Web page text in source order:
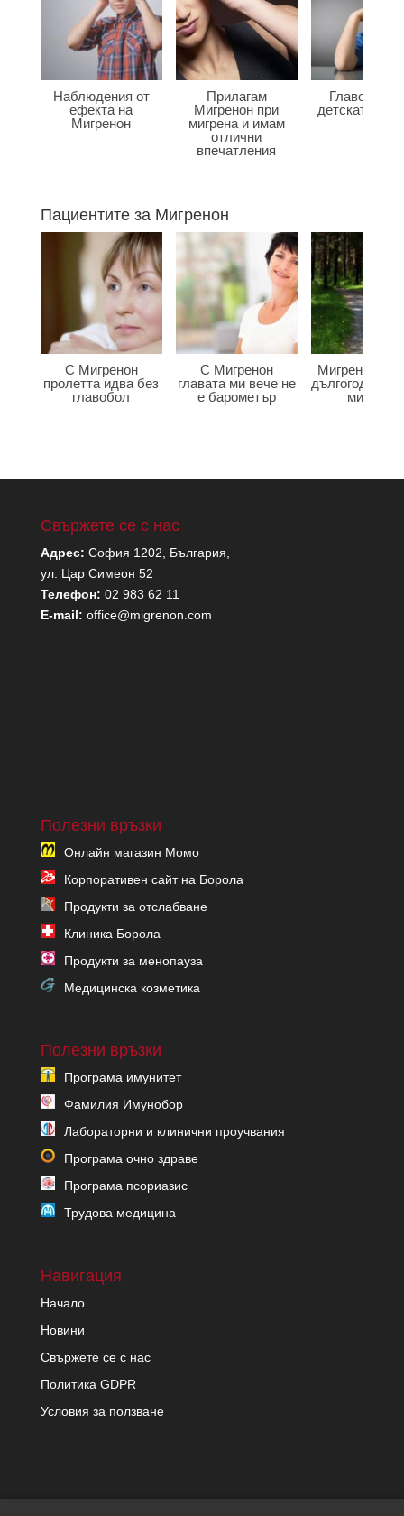
Наблюдения от
ефекта на
Мигренон
Прилагам
Мигренон при
мигрена и имам
отлични
впечатления
детската
Пациентите за Мигренон
С Мигренон
пролетта идва без
главобол
С Мигренон
главата ми вече не
е барометър
Мигренон
мигрена
Свържете се с нас
Адрес: София 1202, България,
ул. Цар Симеон 52
Телефон: 02 983 62 11
E-mail: office@migrenon.com
Полезни връзки
Онлайн магазин Момо
Корпоративен сайт на Борола
Продукти за отслабване
Клиника Борола
Продукти за менопауза
Медицинска козметика
Полезни връзки
Програма имунитет
Фамилия Имунобор
Лабораторни и клинични проучвания
Програма очно здраве
Програма псориазис
Трудова медицина
Навигация
Начало
Новини
Свържете се с нас
Политика GDPR
Условия за ползване